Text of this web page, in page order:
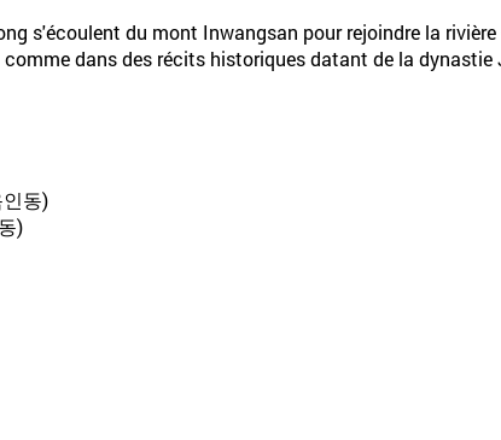
s'écoulent du mont Inwangsan pour rejoindre la
dans des récits historiques datant de la dynastie
동)
)